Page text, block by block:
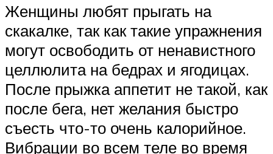
Женщины любят прыгать на
скакалке, так как такие упражнения
могут освободить от ненавистного
целлюлита на бедрах и ягодицах.
После прыжка аппетит не такой, как
после бега, нет желания быстро
съесть что-то очень калорийное.
Вибрации во всем теле во время